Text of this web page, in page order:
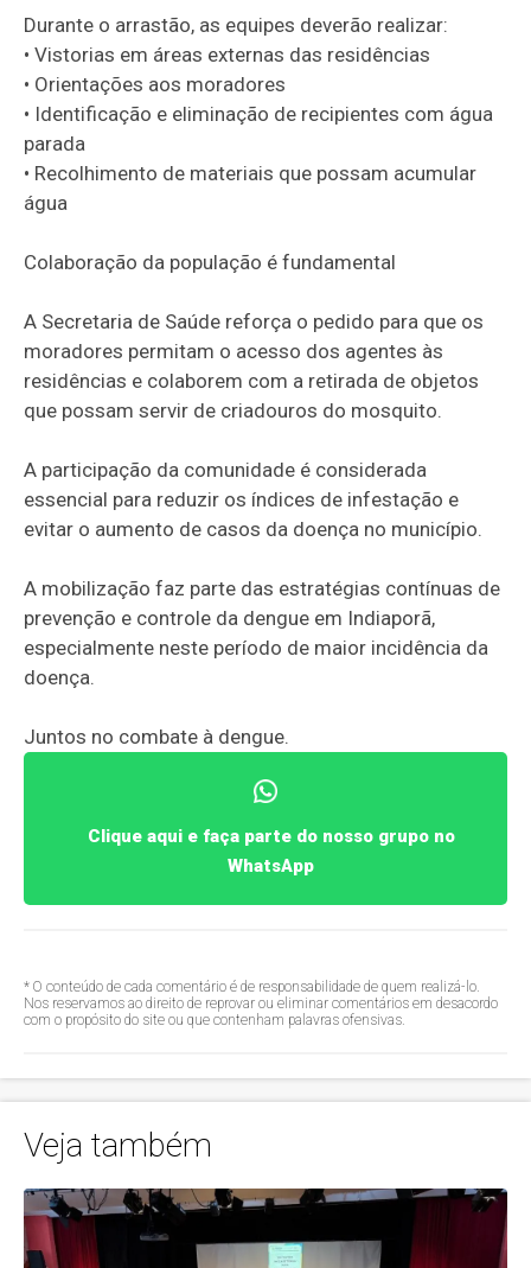
Durante o arrastão, as equipes deverão realizar:
• Vistorias em áreas externas das residências
• Orientações aos moradores
• Identificação e eliminação de recipientes com água
parada
• Recolhimento de materiais que possam acumular
água
Colaboração da população é fundamental
A Secretaria de Saúde reforça o pedido para que os
moradores permitam o acesso dos agentes às
residências e colaborem com a retirada de objetos
que possam servir de criadouros do mosquito.
A participação da comunidade é considerada
essencial para reduzir os índices de infestação e
evitar o aumento de casos da doença no município.
A mobilização faz parte das estratégias contínuas de
prevenção e controle da dengue em Indiaporã,
especialmente neste período de maior incidência da
doença.
Juntos no combate à dengue.
Clique aqui e faça parte do nosso grupo no
WhatsApp
* O conteúdo de cada comentário é de responsabilidade de quem realizá-lo.
Nos reservamos ao direito de reprovar ou eliminar comentários em desacordo
com o propósito do site ou que contenham palavras ofensivas.
Veja também